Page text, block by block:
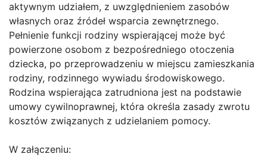
aktywnym udziałem, z uwzględnieniem zasobów
własnych oraz źródeł wsparcia zewnętrznego.
Pełnienie funkcji rodziny wspierającej może być
powierzone osobom z bezpośredniego otoczenia
dziecka, po przeprowadzeniu w miejscu zamieszkania
rodziny, rodzinnego wywiadu środowiskowego.
Rodzina wspierająca zatrudniona jest na podstawie
umowy cywilnoprawnej, która określa zasady zwrotu
kosztów związanych z udzielaniem pomocy.
W załączeniu: